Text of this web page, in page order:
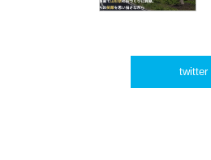
twitter